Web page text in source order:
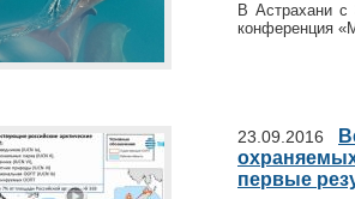
В Астрахани с
конференция
23.09.2016
первые